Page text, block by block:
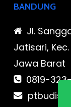
BANDUNG
Jl.
Jatisari,
Jawa Barat
0819-